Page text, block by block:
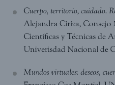
Cuerpo, territorio, cuidado.
Alejandra Ciriza, Consejo
Científicas y Técnicas de
Univerisdad Nacional de
Mundos virtuales: deseos,